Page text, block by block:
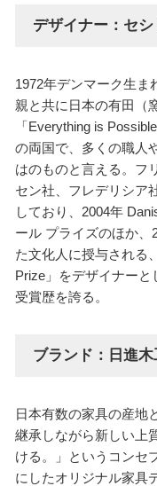
デザイナー：セ
1972年デンマーク生ま
親と共に日本の有田（
「Everything is
の両国で、多くの職人
はのものと言える。フ
セン社、フレデリシア
しており、2004年
ール プライズのほか、
た文化人に授与される
Prize」をデザイナー
受賞歴を誇る。
ブランド：日進木
日本有数の家具の産地
継承しながら新しい上
ける。」というコンセ
にしたオリジナル家具